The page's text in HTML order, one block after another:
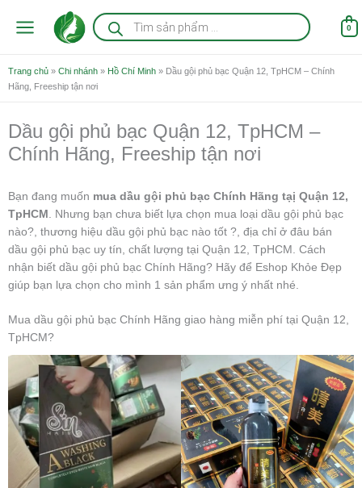
Tìm
kiếm
sản
0
Trang chủ » Chi nhánh » Hồ Chí Minh » Dầu gội phủ bạc Quận 12, TpHCM – Chính
Hãng, Freeship tận nơi
Dầu gội phủ bạc Quận 12, TpHCM –
Chính Hãng, Freeship tận nơi
Bạn đang muốn mua dầu gội phủ bạc Chính Hãng tạị Quận 12,
TpHCM . Nhưng bạn chưa biết lựa chọn mua loại dầu gội phủ bạc
nào?, thương hiệu dầu gội phủ bạc nào tốt ?, địa chỉ ở đâu bán
dầu gội phủ bạc uy tín, chất lượng tại Quận 12, TpHCM. Cách
nhận biết dầu gội phủ bạc Chính Hãng? Hãy để Eshop Khỏe Đẹp
giúp bạn lựa chọn cho mình 1 sản phẩm ưng ý nhất nhé.
Mua dầu gội phủ bạc Chính Hãng giao hàng miễn phí tại Quận 12,
TpHCM?